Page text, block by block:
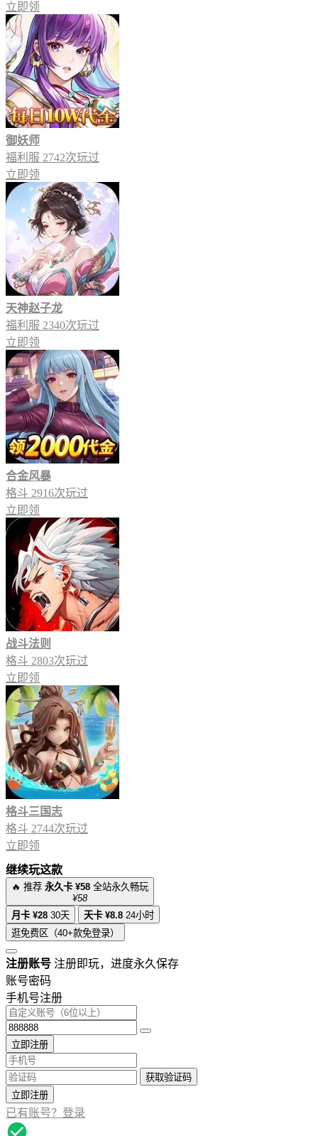
立即领
御妖师
福利服 2742次玩过
立即领
天神赵子龙
福利服 2340次玩过
立即领
合金风暴
格斗 2916次玩过
立即领
战斗法则
格斗 2803次玩过
立即领
格斗三国志
格斗 2744次玩过
立即领
继续玩这款
🔥 推荐 永久卡 ¥58 全站永久畅玩
¥58
月卡 ¥28 30天 天卡 ¥8.8 24小时
逛免费区（40+款免登录）
注册账号 注册即玩，进度永久保存
账号密码
手机号注册
立即注册
获取验证码
立即注册
已有账号？登录